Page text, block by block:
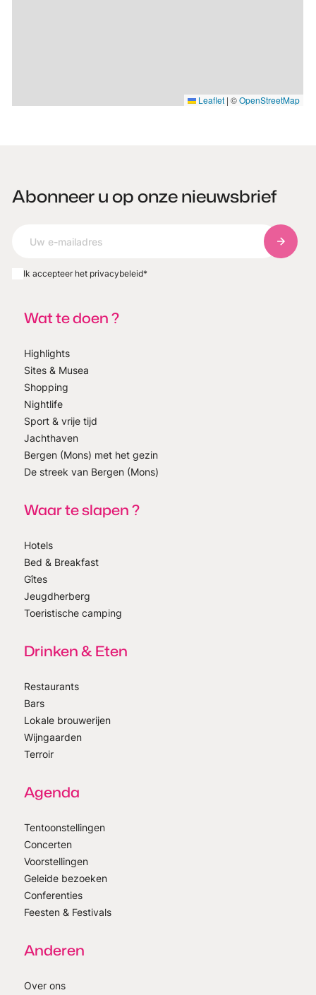
Leaflet | ©OpenStreetMap
Abonneer u op onze nieuwsbrief
Ik accepteer het privacybeleid*
Wat te doen ?
Highlights
Sites & Musea
Shopping
Nightlife
Sport & vrije tijd
Jachthaven
Bergen (Mons) met het gezin
De streek van Bergen (Mons)
Waar te slapen ?
Hotels
Bed & Breakfast
Gîtes
Jeugdherberg
Toeristische camping
Drinken & Eten
Restaurants
Bars
Lokale brouwerijen
Wijngaarden
Terroir
Agenda
Tentoonstellingen
Concerten
Voorstellingen
Geleide bezoeken
Conferenties
Feesten & Festivals
Anderen
Over ons